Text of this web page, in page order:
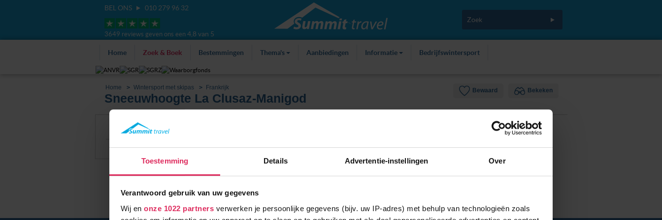
Toestemming Details Advertentie-instellingen Over
Verantwoord gebruik van uw gegevens
Wij en onze 1022 partners verwerken je persoonlijke gegevens (bijv. uw IP-adres) met behulp van technologieën zoals
BEL ONS 010 279 96 32
3649 reviews geven ons een 4,8 van 5
Home Zoek & Boek Bestemmingen Thema's Aanbiedingen Informatie Bedrijfswintersport
Bewaard Bekeken
Home Wintersport met skipas Frankrijk
Sneeuwhoogte La Clusaz-Manigod
Filter
Sneeuwhoogte